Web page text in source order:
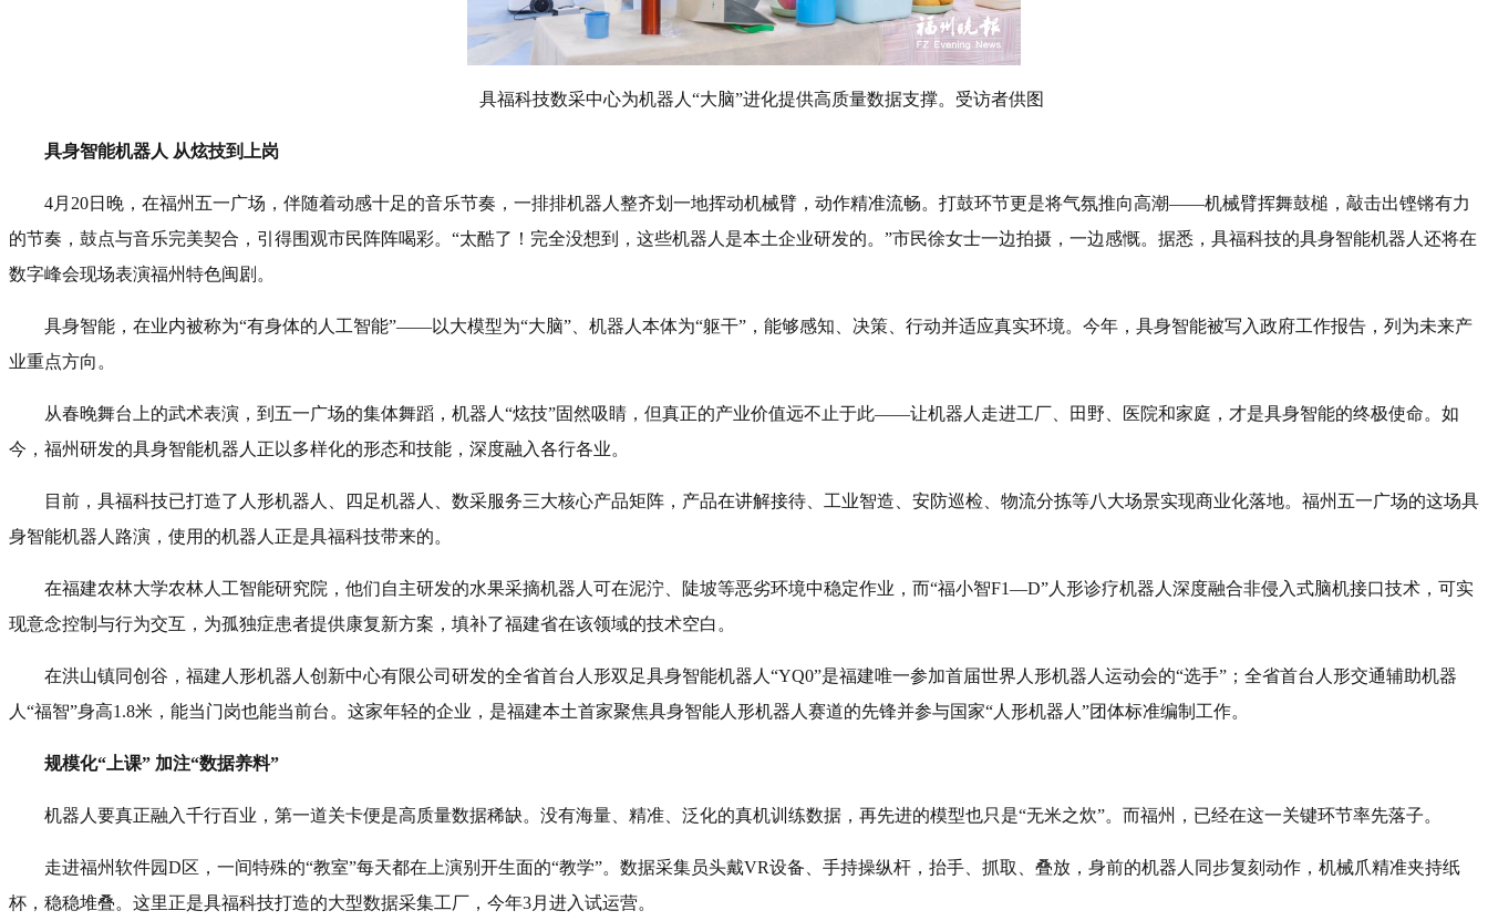
具福科技数采中心为机器人“大脑”进化提供高质量数据支撑。受访者供图
具身智能机器人 从炫技到上岗
4月20日晚，在福州五一广场，伴随着动感十足的音乐节奏，一排排机器人整齐划一地挥动机械臂，动作精准流畅。打鼓环节更是将气氛推向高潮——机械臂挥舞鼓槌，敲击出铿锵有力
的节奏，鼓点与音乐完美契合，引得围观市民阵阵喝彩。“太酷了！完全没想到，这些机器人是本土企业研发的。”市民徐女士一边拍摄，一边感慨。据悉，具福科技的具身智能机器人还将在
数字峰会现场表演福州特色闽剧。
具身智能，在业内被称为“有身体的人工智能”——以大模型为“大脑”、机器人本体为“躯干”，能够感知、决策、行动并适应真实环境。今年，具身智能被写入政府工作报告，列为未来产
业重点方向。
从春晚舞台上的武术表演，到五一广场的集体舞蹈，机器人“炫技”固然吸睛，但真正的产业价值远不止于此——让机器人走进工厂、田野、医院和家庭，才是具身智能的终极使命。如
今，福州研发的具身智能机器人正以多样化的形态和技能，深度融入各行各业。
目前，具福科技已打造了人形机器人、四足机器人、数采服务三大核心产品矩阵，产品在讲解接待、工业智造、安防巡检、物流分拣等八大场景实现商业化落地。福州五一广场的这场具
身智能机器人路演，使用的机器人正是具福科技带来的。
在福建农林大学农林人工智能研究院，他们自主研发的水果采摘机器人可在泥泞、陡坡等恶劣环境中稳定作业，而“福小智F1—D”人形诊疗机器人深度融合非侵入式脑机接口技术，可实
现意念控制与行为交互，为孤独症患者提供康复新方案，填补了福建省在该领域的技术空白。
在洪山镇同创谷，福建人形机器人创新中心有限公司研发的全省首台人形双足具身智能机器人“YQ0”是福建唯一参加首届世界人形机器人运动会的“选手”；全省首台人形交通辅助机器
人“福智”身高1.8米，能当门岗也能当前台。这家年轻的企业，是福建本土首家聚焦具身智能人形机器人赛道的先锋并参与国家“人形机器人”团体标准编制工作。
规模化“上课” 加注“数据养料”
机器人要真正融入千行百业，第一道关卡便是高质量数据稀缺。没有海量、精准、泛化的真机训练数据，再先进的模型也只是“无米之炊”。而福州，已经在这一关键环节率先落子。
走进福州软件园D区，一间特殊的“教室”每天都在上演别开生面的“教学”。数据采集员头戴VR设备、手持操纵杆，抬手、抓取、叠放，身前的机器人同步复刻动作，机械爪精准夹持纸
杯，稳稳堆叠。这里正是具福科技打造的大型数据采集工厂，今年3月进入试运营。